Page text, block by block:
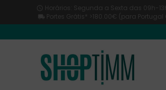
 Horários: Segunda a Sexta das 09h-
 Portes Grátis* >180.00€ (para